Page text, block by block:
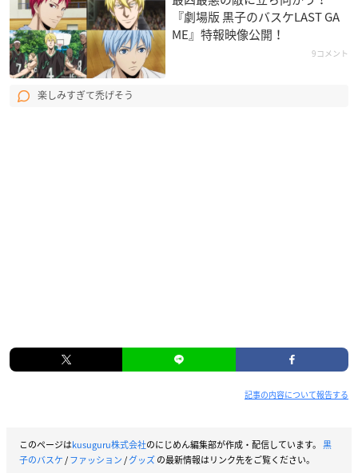
『劇場版 黒子のバスケLAST GA
ME』特報映像公開！
9コメント
楽しみすぎて禿げそう
記事の内容について報告する
このページはkusuguru株式会社のにじめん編集部が作成・配信しています。 黒
子のバスケ/ファッション/グッズの最新情報はリンク先をご覧ください。